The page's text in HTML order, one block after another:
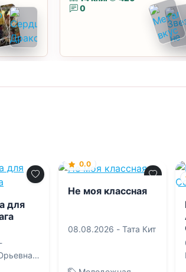
0
для
0.0
Не моя классная
08.08.2026 - Тата Кит